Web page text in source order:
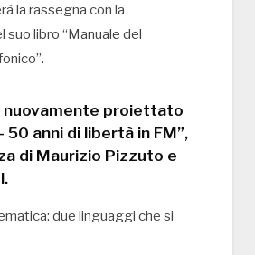
la rassegna con la
suo libro “Manuale del
nuovamente proiettato
50 anni di libertà in FM”,
di Maurizio Pizzuto e
due linguaggi che si